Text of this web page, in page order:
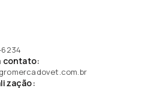
contato: